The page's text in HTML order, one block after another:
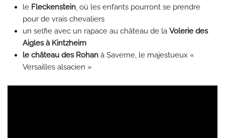
le Fleckenstein, où les enfants pourront se prendre
pour de vrais chevaliers
un selfie avec un rapace au château de la Volerie des
Aigles à Kintzheim
le château des Rohan à Saverne, le majestueux «
Versailles alsacien »